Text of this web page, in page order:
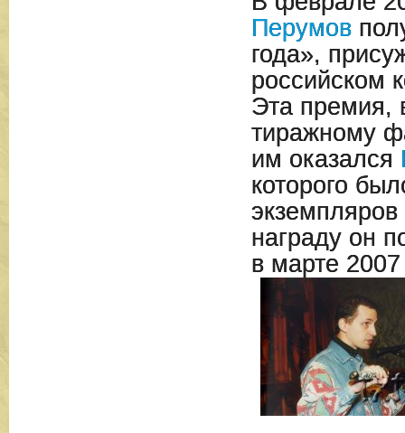
Перумов
года»,
российском
Эта премия,
тиражному
им оказался
которого
экземпляров
награду он
в марте 2007